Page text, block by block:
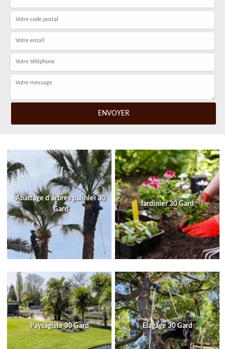
Abattage d'arbres palmier 30
Gard
Jardinier 30 Gard
Paysagiste 30 Gard Elagage 30 Gard